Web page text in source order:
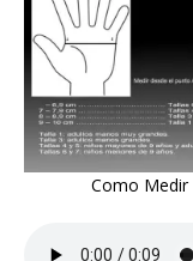
Como Medir